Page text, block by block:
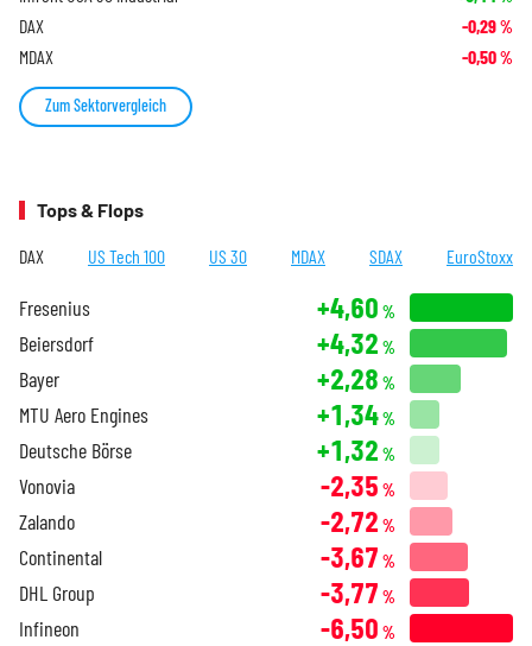
DAX -0,29%
MDAX -0,50%
Zum Sektorvergleich
Tops & Flops
DAX US Tech 100 US 30 MDAX SDAX EuroStoxx
Fresenius +4,60 %
Beiersdorf +4,32 %
Bayer +2,28 %
MTU Aero Engines +1,34%
Deutsche Börse +1,32 %
Vonovia -2,35 %
Zalando -2,72 %
Continental -3,67 %
DHL Group -3,77 %
Infineon -6,50 %